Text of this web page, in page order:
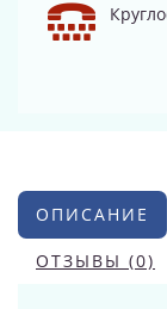
ОПИСАНИЕ
ОТЗЫВЫ (0)